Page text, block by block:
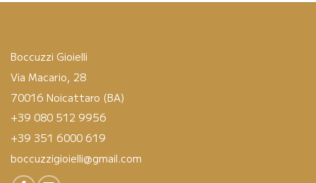
Boccuzzi Gioielli
Via Macario, 28
70016 Noicattaro (BA)
+39 080 512 9956
+39 351 6000 619
boccuzzigioielli@gmail.com